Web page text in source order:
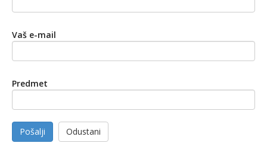
Vaš e-mail
Predmet
Pošalji Odustani